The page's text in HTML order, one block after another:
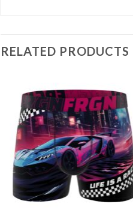
RELATED PRODUCTS